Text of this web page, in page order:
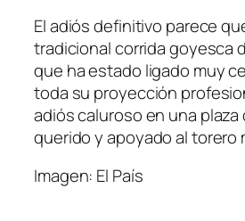
El adiós definitivo parece
tradicional corrida goyesca
que ha estado ligado muy
toda su proyección
adiós caluroso en una
querido y apoyado al torero
Imagen: El País